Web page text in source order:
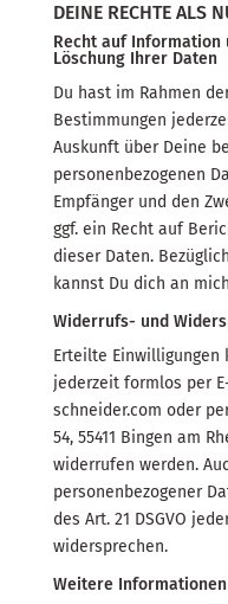
DEINE RECHTE ALS
Recht auf Information
Löschung Ihrer Daten
Du hast im Rahmen
Bestimmungen
Auskunft über Deine
personenbezogenen
Empfänger und den
ggf. ein Recht auf
dieser Daten.
kannst Du dich an
Widerrufs- und
Erteilte Einwilligungen
jederzeit formlos per
schneider.com oder
54, 55411 Bingen am
widerrufen werden.
personenbezogener
des Art. 21 DSGVO
widersprechen.
Weitere Informationen